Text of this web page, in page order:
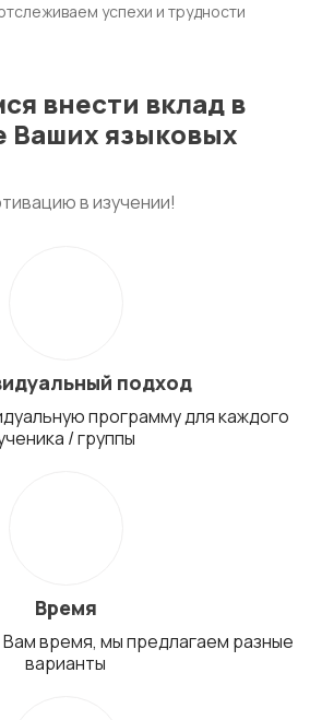
успехи и трудности
внести вклад в
Ваших языковых
в изучении!
подход
программу для каждого
/ группы
Время
время, мы предлагаем разные
варианты